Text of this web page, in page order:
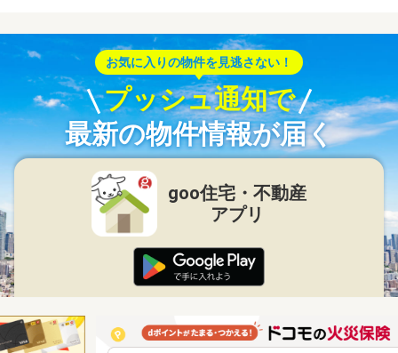
お気に入りの物件を見逃さない！
プッシュ通知で
最新の物件情報が届く
goo住宅・不動産
アプリ